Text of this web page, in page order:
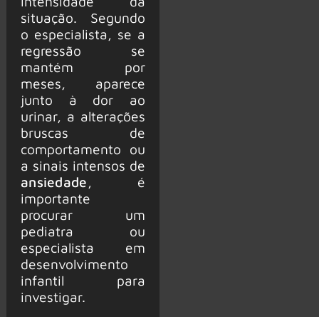
situação. Segundo
o especialista, se a
regressão se
mantém por
meses, aparece
junto à dor ao
urinar, a alterações
bruscas de
comportamento ou
a sinais intensos de
ansiedade, é
importante
procurar um
pediatra ou
especialista em
desenvolvimento
infantil para
investigar.